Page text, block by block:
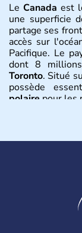
Le Canada est
une superficie
partage ses
accès sur
Pacifique. Le
dont 8
Toronto. Situé
possède
polaire pour les
Le Canada a
territoire de la
sous le
pays a été
étalé de 1867
aujourd'hui
du XXème